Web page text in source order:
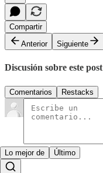
Compartir
Anterior
Siguiente
Discusión sobre este post
Comentarios Restacks
Lo mejor de Último